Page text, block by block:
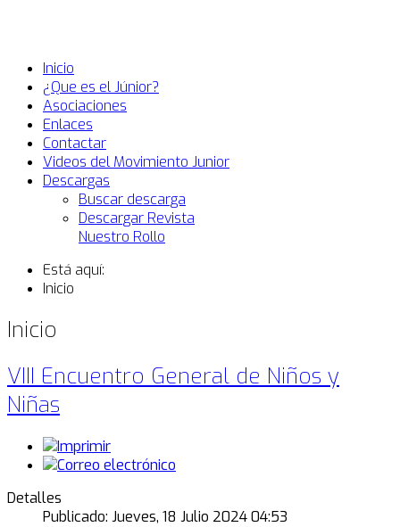
Inicio
¿Que es el Júnior?
Asociaciones
Enlaces
Contactar
Videos del Movimiento Junior
Descargas
Buscar descarga
Descargar Revista
Nuestro Rollo
Está aquí:
Inicio
Inicio
VIII Encuentro General de Niños y
Niñas
Detalles
Publicado: Jueves, 18 Julio 2024 04:53